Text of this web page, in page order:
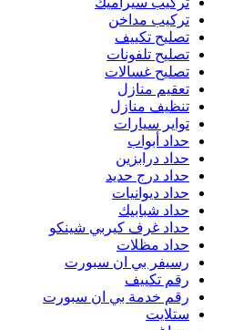
تركيب مداخن
تصليح تكييف
تصليح تلفونات
تصليح غسالات
تعقيم منازل
تنظيف منازل
تواير سيارات
حداد أبواب
حداد درابزين
حداد درج حديد
حداد ديوانيات
حداد شبابيك
حداد غرف كيربي شينكو
حداد مظلات
رسيفر بي ان سبورت
رقم تكييف
رقم خدمة بي ان سبورت
ستلايت